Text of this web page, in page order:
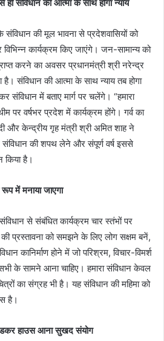
ही संविधान की आत्मा के साथ होगा न्याय
संविधान की मूल भावना से प्रदेशवासियों को
कार्यक्रम किए जाएंगे। जन-सामान्य को
करने का अवसर प्रधानमंत्री श्री नरेन्द्र
है। संविधान की आत्मा के साथ न्याय तब होगा
संविधान में बताए मार्ग पर चलेंगे। “हमारा
पर वर्षभर प्रदेश में कार्यक्रम होंगे। गर्व का
और केन्द्रीय गृह मंत्री श्री अमित शाह ने
संविधान की शपथ लेने और संपूर्ण वर्ष इससे
किया है।
में मनाया जाएगा
से संबंधित कार्यक्रम चार स्तंभों पर
प्रस्तावना को समझने के लिए लोग सक्षम बनें,
का‍निर्माण होने में जो परिश्रम, विचार-विमर्श
के सामने आना चाहिए। हमारा संविधान केवल
का संग्रह भी है। यह संविधान की महिमा को
है।
हाउस आना सुखद संयोग